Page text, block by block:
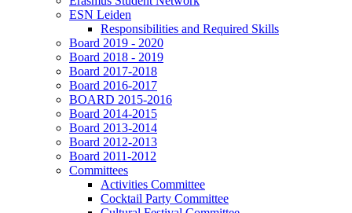
ESN Leiden
Responsibilities and Required Skills
Board 2019 - 2020
Board 2018 - 2019
Board 2017-2018
Board 2016-2017
BOARD 2015-2016
Board 2014-2015
Board 2013-2014
Board 2012-2013
Board 2011-2012
Committees
Activities Committee
Cocktail Party Committee